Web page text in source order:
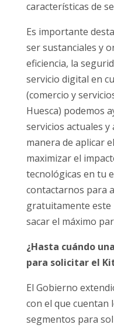
características de
Es importante
ser sustanciales y
eficiencia, la
servicio digital en
(comercio y
Huesca) podemos
servicios actuales
manera de aplicar
maximizar el
tecnológicas en tu
contactarnos para
gratuitamente este
sacar el máximo
¿Hasta cuándo
para solicitar el
El Gobierno
con el que cuentan
segmentos para